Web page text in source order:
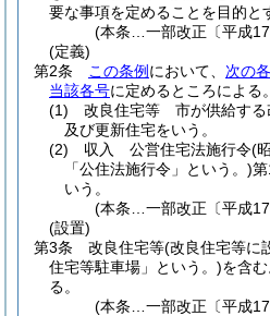
要な事項を定めることを目的と
(本条…一部改正〔平成
(定義)
第2条
この条例 において、 次の
当該各号に定めるところによる。
(1)
改良住宅等 市が供給する
及び更新住宅をいう。
(2)
収入 公営住宅法施行令(
「公住法施行令」という。)
いう。
(本条…一部改正〔平成
(設置)
第3条
改良住宅等(改良住宅等に
住宅等駐車場」という。)を含
る。
(本条…一部改正〔平成